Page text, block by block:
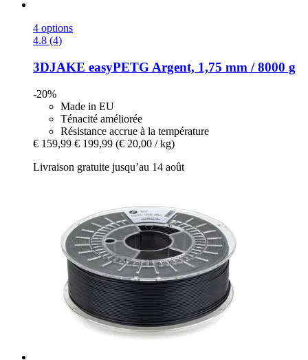
4 options
4.8 (4)
3DJAKE easyPETG Argent, 1,75 mm / 8000 g
-20%
Made in EU
Ténacité améliorée
Résistance accrue à la température
€ 159,99 € 199,99 (€ 20,00 / kg)
Livraison gratuite jusqu’au 14 août